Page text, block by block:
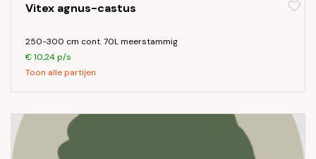
Vitex agnus-castus
250-300 cm cont. 70L meerstammig
€ 10,24 p/s
Toon alle partijen